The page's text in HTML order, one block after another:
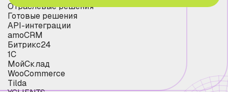
Отраслевые решения
Готовые решения
API-интеграции
amoCRM
Битрикс24
1С
МойСклад
WooCommerce
Tilda